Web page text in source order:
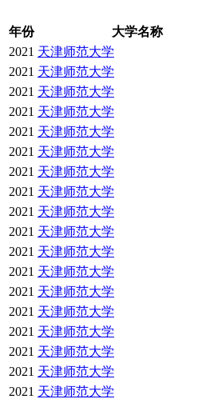
年份 大学名称
2021 天津师范大学
2021 天津师范大学
2021 天津师范大学
2021 天津师范大学
2021 天津师范大学
2021 天津师范大学
2021 天津师范大学
2021 天津师范大学
2021 天津师范大学
2021 天津师范大学
2021 天津师范大学
2021 天津师范大学
2021 天津师范大学
2021 天津师范大学
2021 天津师范大学
2021 天津师范大学
2021 天津师范大学
2021 天津师范大学